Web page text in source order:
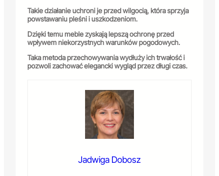
Takie działanie uchroni je przed wilgocią, która sprzyja
powstawaniu pleśni i uszkodzeniom.
Dzięki temu meble zyskają lepszą ochronę przed
wpływem niekorzystnych warunków pogodowych.
Taka metoda przechowywania wydłuży ich trwałość i
pozwoli zachować elegancki wygląd przez długi czas.
Jadwiga Dobosz